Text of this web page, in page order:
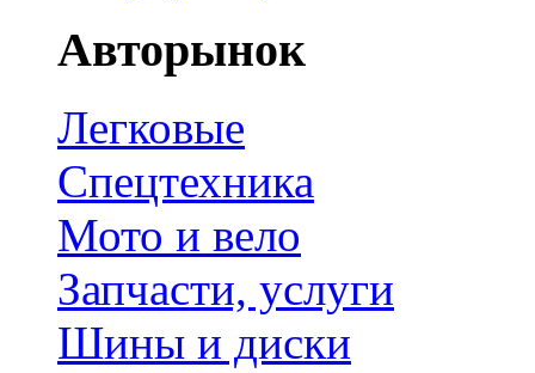
Авторынок
Легковые
Спецтехника
Мото и вело
Запчасти, услуги
Шины и диски